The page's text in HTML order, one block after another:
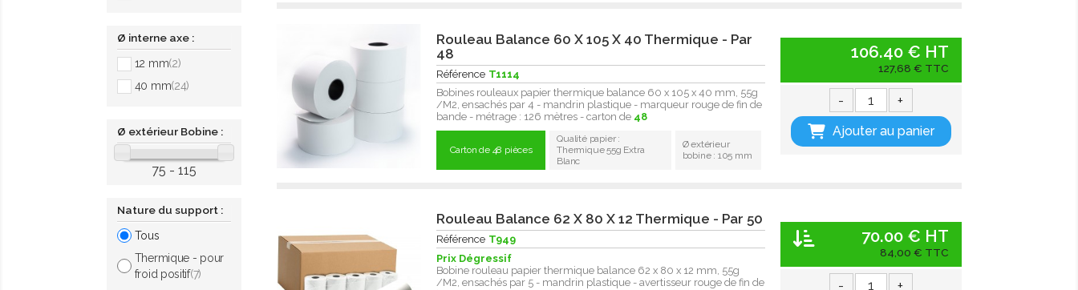
Ø interne axe :
12 mm(2)
40 mm(24)
Ø extérieur Bobine :
75 - 115
Nature du support :
Tous
Thermique - pour
froid positif(7)
Rouleau Balance 60 X 105 X 40 Thermique - Par
48
Référence T1114
Bobines rouleaux papier thermique balance 60 x 105 x 40 mm, 55g
/M2, ensachés par 4 - mandrin plastique - marqueur rouge de fin de
bande - métrage : 126 mètres - carton de 48
Carton de 48 pièces
Qualité papier :
Thermique 55g Extra
Blanc
Ø extérieur
bobine : 105 mm
106.40 € HT
127,68 € TTC
- +
Ajouter au panier
Rouleau Balance 62 X 80 X 12 Thermique - Par 50
Référence T949
Prix Dégressif
Bobine rouleau papier thermique balance 62 x 80 x 12 mm, 55g
/M2, ensachés par 5 - mandrin plastique - avertisseur rouge de fin de
70.00 € HT
84,00 € TTC
- +